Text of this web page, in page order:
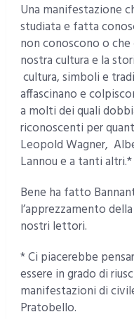
Una manifestazione
studiata e fatta
non conoscono o
nostra cultura e la
cultura, simboli e
affascinano e
a molti dei quali
riconoscenti per
Leopold Wagner,
Lannou e a tanti altri.*
Bene ha fatto
l’apprezzamento
nostri lettori.
* Ci piacerebbe
essere in grado di
manifestazioni di
Pratobello.